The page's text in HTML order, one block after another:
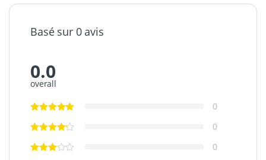
Basé sur 0 avis
0.0
overall
0
0
0